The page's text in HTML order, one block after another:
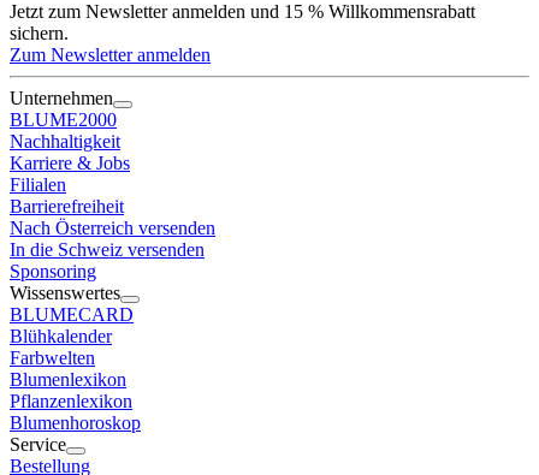
Jetzt zum Newsletter anmelden und 15 % Willkommensrabatt
sichern.
Zum Newsletter anmelden
Unternehmen
BLUME2000
Nachhaltigkeit
Karriere & Jobs
Filialen
Barrierefreiheit
Nach Österreich versenden
In die Schweiz versenden
Sponsoring
Wissenswertes
BLUMECARD
Blühkalender
Farbwelten
Blumenlexikon
Pflanzenlexikon
Blumenhoroskop
Service
Bestellung